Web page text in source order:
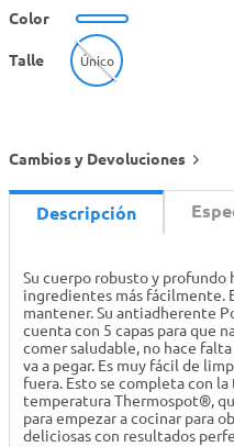
Color
Talle Único
Cambios y Devoluciones
Descripción
Su cuerpo robusto y profundo
ingredientes más fácilmente.
mantener. Su antiadherente
cuenta con 5 capas para que
comer saludable, no hace
va a pegar. Es muy fácil de
fuera. Esto se completa con
temperatura Thermospot®,
para empezar a cocinar para
deliciosas con resultados